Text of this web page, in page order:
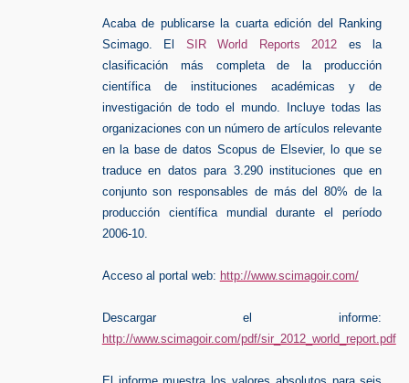
Acaba de publicarse la cuarta edición del Ranking
Scimago. El SIR World Reports 2012 es la
clasificación más completa de la producción
científica de instituciones académicas y de
investigación de todo el mundo. Incluye todas las
organizaciones con un número de artículos relevante
en la base de datos Scopus de Elsevier, lo que se
traduce en datos para 3.290 instituciones que en
conjunto son responsables de más del 80% de la
producción científica mundial durante el período
2006-10.
Acceso al portal web: http://www.scimagoir.com/
Descargarel informe:
http://www.scimagoir.com/pdf/sir_2012_world_report.pdf